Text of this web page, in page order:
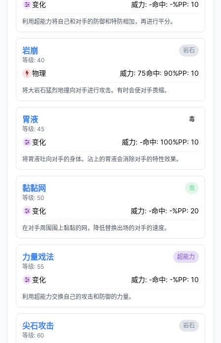
变化 威力: -命中: -%PP: 10
利用超能力将自己和对手的防御和特防相加，再进行平分。
岩崩
等级: 40
岩石
物理 威力: 75命中: 90%PP: 10
将大岩石猛烈地撞向对手进行攻击。有时会使对手畏缩。
胃液
等级: 45
毒
变化 威力: -命中: 100%PP: 10
将胃液吐向对手的身体。沾上的胃液会消除对手的特性效果。
黏黏网
等级: 50
虫
变化 威力: -命中: -%PP: 20
在对手周围围上黏黏的网，降低替换出场的对手的速度。
力量戏法
等级: 55
超能力
变化 威力: -命中: -%PP: 10
利用超能力交换自己的攻击和防御的力量。
尖石攻击
等级: 60
岩石